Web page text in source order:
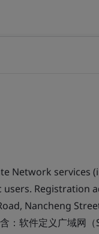
Network services
Registration
Nancheng
：软件定义广域网